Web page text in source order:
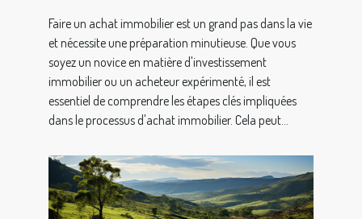
Faire un achat immobilier est un grand pas dans la vie
et nécessite une préparation minutieuse. Que vous
soyez un novice en matière d'investissement
immobilier ou un acheteur expérimenté, il est
essentiel de comprendre les étapes clés impliquées
dans le processus d'achat immobilier. Cela peut...